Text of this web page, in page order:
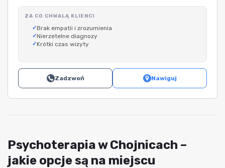
ZA CO CHWALĄ KLIENCI
Brak empatii i zrozumienia
Nierzetelne diagnozy
Krótki czas wizyty
Zadzwoń Nawiguj
Psychoterapia w Chojnicach –
jakie opcje są na miejscu